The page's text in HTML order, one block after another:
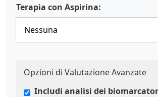
Terapia con Aspirina:
Opzioni di Valutazione Avanzate
Includi analisi dei